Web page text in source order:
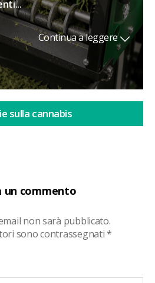
un commento
non sarà pubblicato.
sono contrassegnati*
Continua a leggere
sulla cannabis